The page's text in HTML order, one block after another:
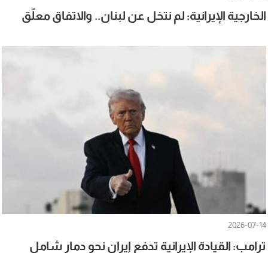
الخارجية الإيرانية: لم نتخل عن لبنان.. والاتفاق معلّق
2026-07-14
ترامب: القيادة الإيرانية تدفع إيران نحو دمار شامل